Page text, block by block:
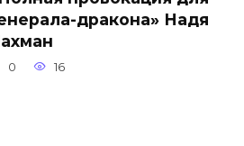
дракона» Надя
0 16